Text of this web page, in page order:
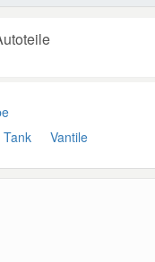
Tank Vantile